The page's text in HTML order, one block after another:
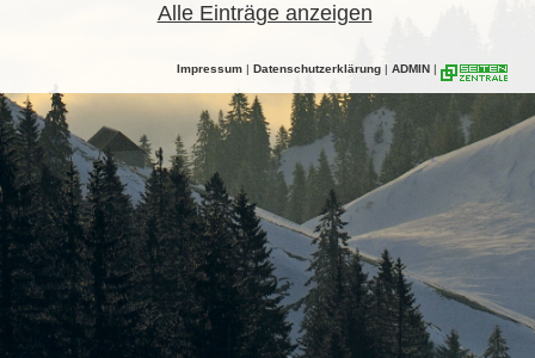
Alle Einträge anzeigen
Impressum | Datenschutzerklärung | ADMIN |